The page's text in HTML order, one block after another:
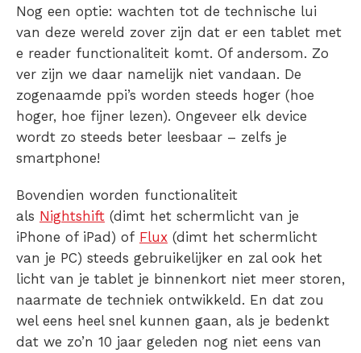
Nog een optie: wachten tot de technische lui
van deze wereld zover zijn dat er een tablet met
e reader functionaliteit komt. Of andersom. Zo
ver zijn we daar namelijk niet vandaan. De
zogenaamde ppi’s worden steeds hoger (hoe
hoger, hoe fijner lezen). Ongeveer elk device
wordt zo steeds beter leesbaar – zelfs je
smartphone!
Bovendien worden functionaliteit
als Nightshift (dimt het schermlicht van je
iPhone of iPad) of Flux (dimt het schermlicht
van je PC) steeds gebruikelijker en zal ook het
licht van je tablet je binnenkort niet meer storen,
naarmate de techniek ontwikkeld. En dat zou
wel eens heel snel kunnen gaan, als je bedenkt
dat we zo’n 10 jaar geleden nog niet eens van